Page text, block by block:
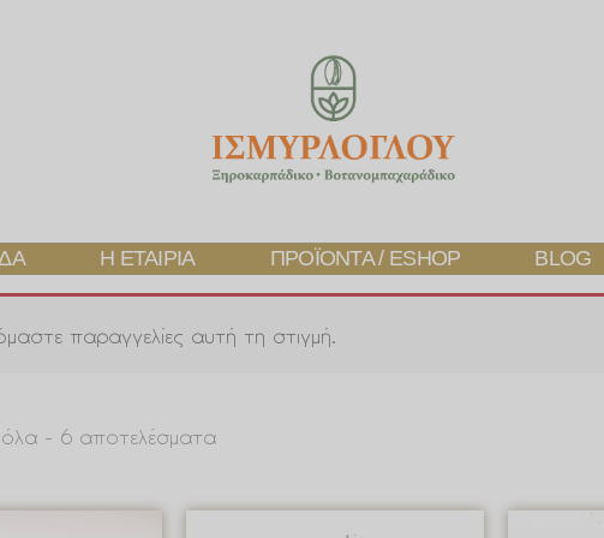
Η ΕΤΑΙΡΊΑ ΠΡΟΪΌΝΤΑ / ESHOP BLOG
παραγγελίες αυτή τη στιγμή.
όλα - 6 αποτελέσματα